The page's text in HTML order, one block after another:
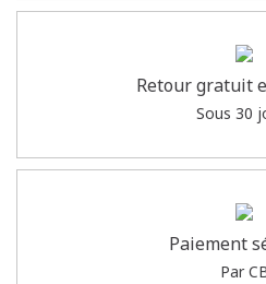
Retour gratuit
Sous 30
Paiement
Par